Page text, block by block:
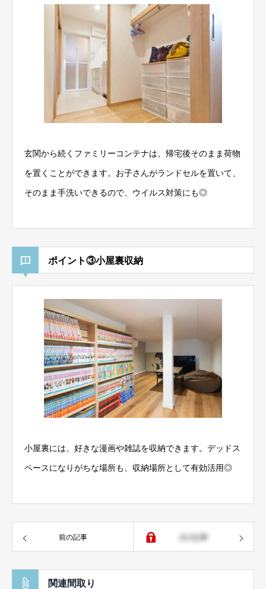
玄関から続くファミリーコンテナは、帰宅後そのまま荷物
を置くことができます。お子さんがランドセルを置いて、
そのまま手洗いできるので、ウイルス対策にも◎
ポイント③小屋裏収納
小屋裏には、好きな漫画や雑誌を収納できます。デッドス
ペースになりがちな場所も、収納場所として有効活用◎
前の記事
関連間取り